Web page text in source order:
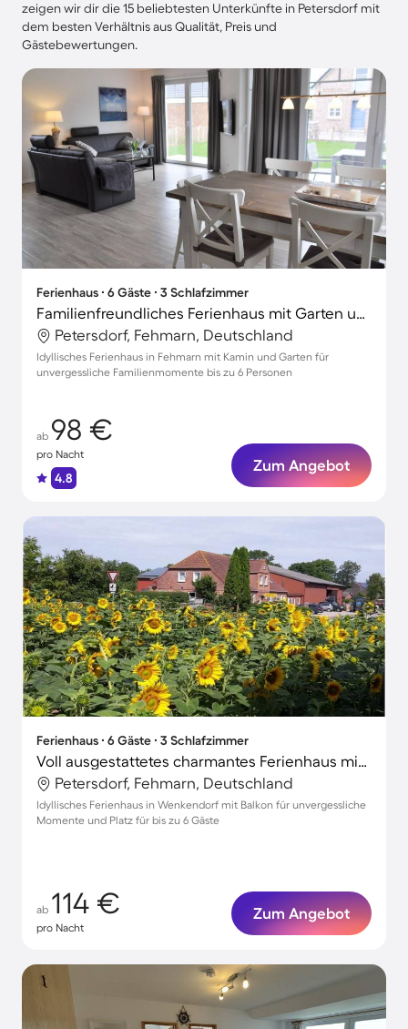
zeigen wir dir die 15 beliebtesten Unterkünfte in Petersdorf mit
dem besten Verhältnis aus Qualität, Preis und
Gästebewertungen.
Ferienhaus ∙ 6 Gäste ∙ 3 Schlafzimmer
Familienfreundliches Ferienhaus mit Garten und Terrasse
Petersdorf, Fehmarn, Deutschland
Idyllisches Ferienhaus in Fehmarn mit Kamin und Garten für
unvergessliche Familienmomente bis zu 6 Personen
ab 98 €
pro Nacht
4.8
Zum Angebot
Ferienhaus ∙ 6 Gäste ∙ 3 Schlafzimmer
Voll ausgestattetes charmantes Ferienhaus mit Garten
Petersdorf, Fehmarn, Deutschland
Idyllisches Ferienhaus in Wenkendorf mit Balkon für unvergessliche
Momente und Platz für bis zu 6 Gäste
ab 114 €
pro Nacht
Zum Angebot